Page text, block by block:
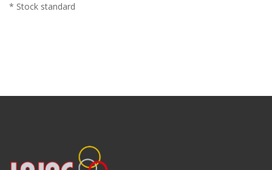
* Stock standard